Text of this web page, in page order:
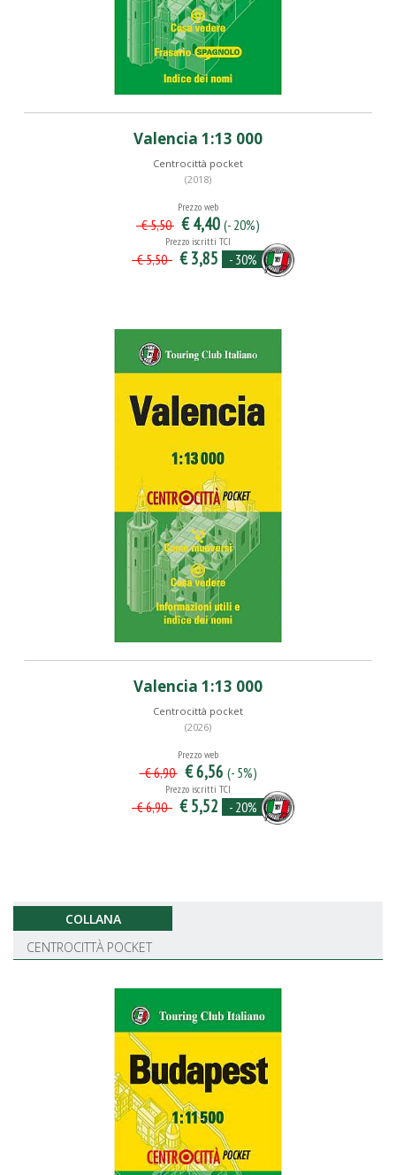
Valencia 1:13 000
Centrocittà pocket
(2018)
Prezzo web
€ 5,50 € 4,40 (- 20%)
Prezzo iscritti TCI
€ 5,50 € 3,85 - 30%
Valencia 1:13 000
Centrocittà pocket
(2026)
Prezzo web
€ 6,90 € 6,56 (- 5%)
Prezzo iscritti TCI
€ 6,90 € 5,52 - 20%
COLLANA
CENTROCITTÀ POCKET